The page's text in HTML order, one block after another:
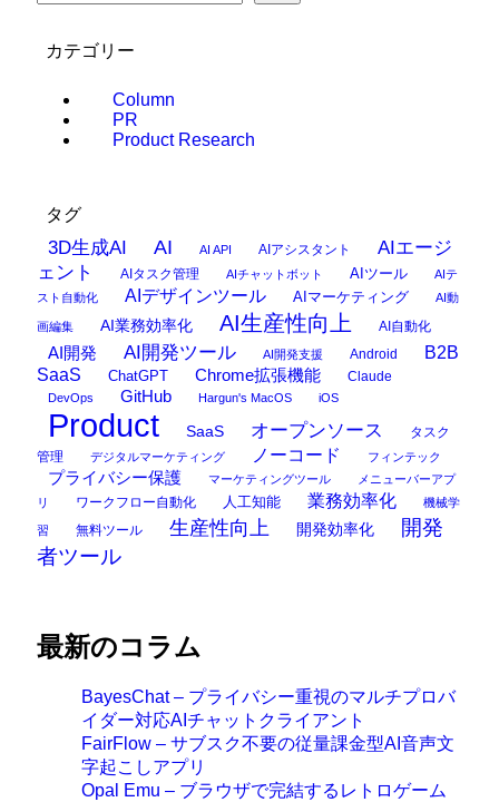
カテゴリー
Column
PR
Product Research
タグ
3D生成AI AI AI API AIアシスタント
AIエージ
ェント
AIタスク管理 AIチャットボット AIツール
AIテ
スト自動化
AIデザインツール AIマーケティング AI動
画編集 AI業務効率化 AI生産性向上 AI自動化
AI開発 AI開発ツール AI開発支援 Android
B2B
SaaS
ChatGPT Chrome拡張機能 Claude
DevOps GitHub Hargun's MacOS iOS
Product SaaS オープンソース
タスク
管理
デジタルマーケティング ノーコード フィンテック
プライバシー保護 マーケティングツール
メニューバーアプ
リ
ワークフロー自動化 人工知能 業務効率化 機械学
習 無料ツール 生産性向上 開発効率化
開発
者ツール
最新のコラム
BayesChat – プライバシー重視のマルチプロバ
イダー対応AIチャットクライアント
FairFlow – サブスク不要の従量課金型AI音声文
字起こしアプリ
Opal Emu – ブラウザで完結するレトロゲーム